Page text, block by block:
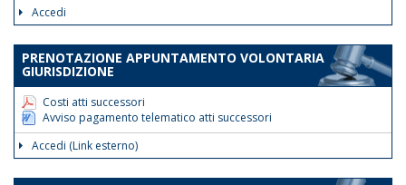
Nelle medesime giornate e fasce
orarie sarà garantita la reperibilità
telefonica ai nn.rr. 0171 075
507/508/514.
Accedi
PRENOTAZIONE APPUNTAMENTO VOLONTARIA
GIURISDIZIONE
Costi atti successori
Avviso pagamento telematico atti successori
Accedi (Link esterno)